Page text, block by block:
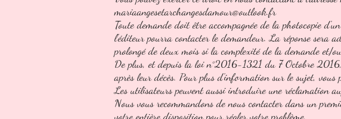
mariaangesetarchangesdamour@outlook.fr
Toute demande doit être accompagnée de la photocopie
l'éditeur pourra contacter le demandeur. La réponse sera
prolongé de deux mois si la complexité de la demande et/
De plus, et depuis la loi n°2016-1321 du 7 Octobre
après leur décès. Pour plus d'information sur le sujet,
Les utilisateurs peuvent aussi introduire une réclamation
Nous vous recommandons de nous contacter dans un
votre entière disposition pour régler votre problème.